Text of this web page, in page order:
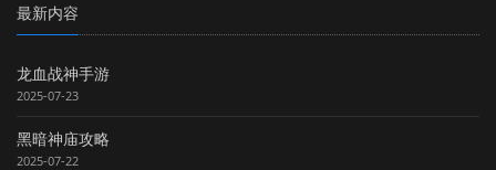
最新内容
龙血战神手游
2025-07-23
黑暗神庙攻略
2025-07-22